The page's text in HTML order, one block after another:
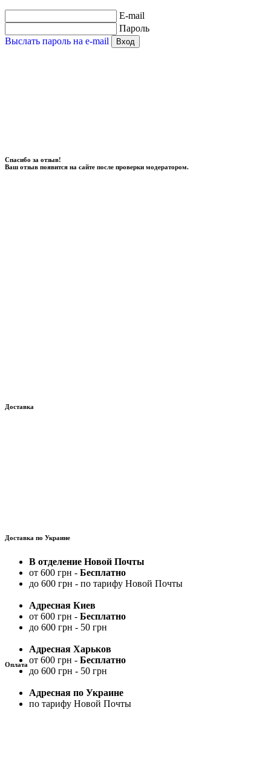
E-mail
Пароль
Выслать пароль на e-mail
Вход
Спасибо за отзыв!
Ваш отзыв появится на сайте после проверки модератором.
Доставка
Доставка по Украине
В отделение Новой Почты
от 600 грн - Бесплатно
до 600 грн - по тарифу Новой Почты
Адресная Киев
от 600 грн - Бесплатно
до 600 грн - 50 грн
Адресная Харьков
от 600 грн - Бесплатно
до 600 грн - 50 грн
Адресная по Украине
по тарифу Новой Почты
Оплата